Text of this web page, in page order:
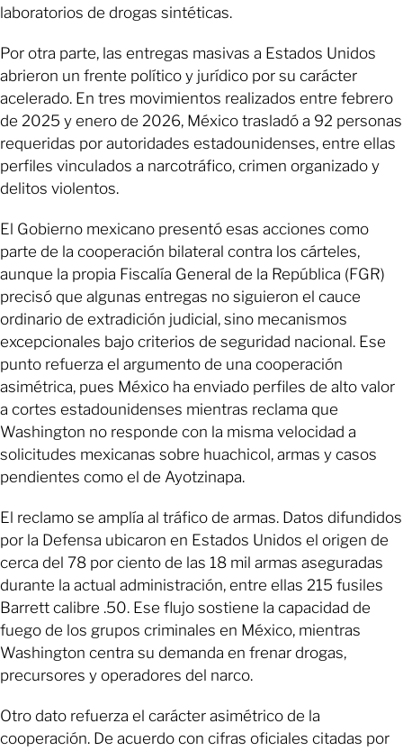
laboratorios de drogas sintéticas.
Por otra parte, las entregas masivas a Estados Unidos
abrieron un frente político y jurídico por su carácter
acelerado. En tres movimientos realizados entre febrero
de 2025 y enero de 2026, México trasladó a 92 personas
requeridas por autoridades estadounidenses, entre ellas
perfiles vinculados a narcotráfico, crimen organizado y
delitos violentos.
El Gobierno mexicano presentó esas acciones como
parte de la cooperación bilateral contra los cárteles,
aunque la propia Fiscalía General de la República (FGR)
precisó que algunas entregas no siguieron el cauce
ordinario de extradición judicial, sino mecanismos
excepcionales bajo criterios de seguridad nacional. Ese
punto refuerza el argumento de una cooperación
asimétrica, pues México ha enviado perfiles de alto valor
a cortes estadounidenses mientras reclama que
Washington no responde con la misma velocidad a
solicitudes mexicanas sobre huachicol, armas y casos
pendientes como el de Ayotzinapa.
El reclamo se amplía al tráfico de armas. Datos difundidos
por la Defensa ubicaron en Estados Unidos el origen de
cerca del 78 por ciento de las 18 mil armas aseguradas
durante la actual administración, entre ellas 215 fusiles
Barrett calibre .50. Ese flujo sostiene la capacidad de
fuego de los grupos criminales en México, mientras
Washington centra su demanda en frenar drogas,
precursores y operadores del narco.
Otro dato refuerza el carácter asimétrico de la
cooperación. De acuerdo con cifras oficiales citadas por